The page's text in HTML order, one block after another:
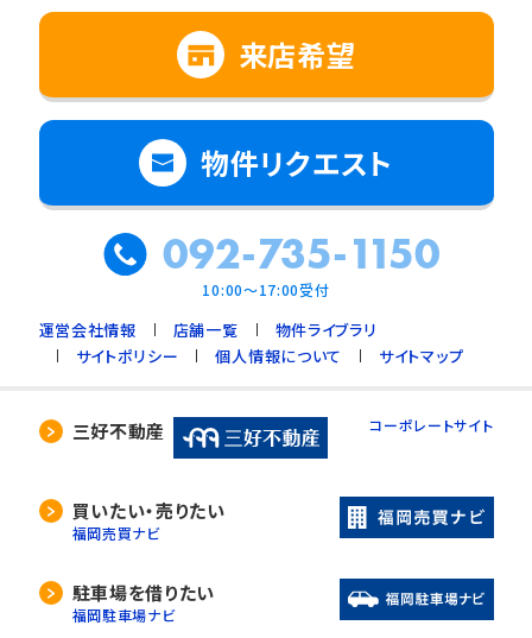
来店希望
物件リクエスト
092-735-1150
10:00～17:00受付
運営会社情報 店舗一覧
物件ライブラリ
サイトポリシー
個人情報について サイトマップ
三好不動産 コーポレートサイト
買いたい・売りたい
福岡売買ナビ
駐車場を借りたい
福岡駐車場ナビ